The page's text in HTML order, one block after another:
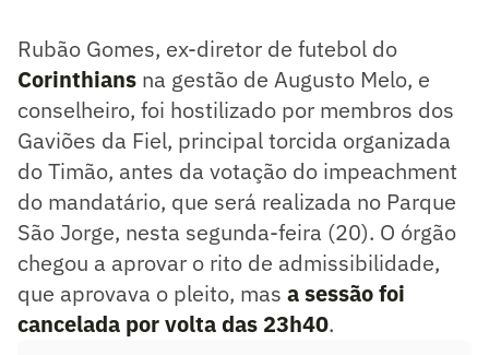
Rubão Gomes, ex-diretor de futebol do
Corinthians na gestão de Augusto Melo, e
conselheiro, foi hostilizado por membros dos
Gaviões da Fiel, principal torcida organizada
do Timão, antes da votação do impeachment
do mandatário, que será realizada no Parque
São Jorge, nesta segunda-feira (20). O órgão
chegou a aprovar o rito de admissibilidade,
que aprovava o pleito, mas a sessão foi
cancelada por volta das 23h40.